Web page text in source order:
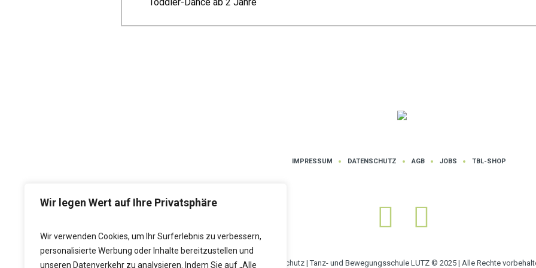
Wir legen Wert auf Ihre Privatsphäre
Wir verwenden Cookies, um Ihr Surferlebnis zu verbessern,
personalisierte Werbung oder Inhalte bereitzustellen und
unseren Datenverkehr zu analysieren. Indem Sie auf „Alle
IMPRESSUM DATENSCHUTZ AGB JOBS TBL-SHOP
Datenschutz | Tanz- und Bewegungsschule LUTZ © 2025 | Alle Rechte